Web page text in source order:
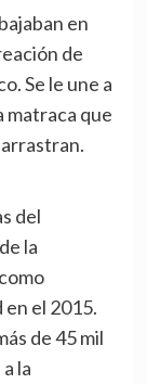
en
de
Se le une a
matraca que
del
la
el 2015.
de 45 mil
la